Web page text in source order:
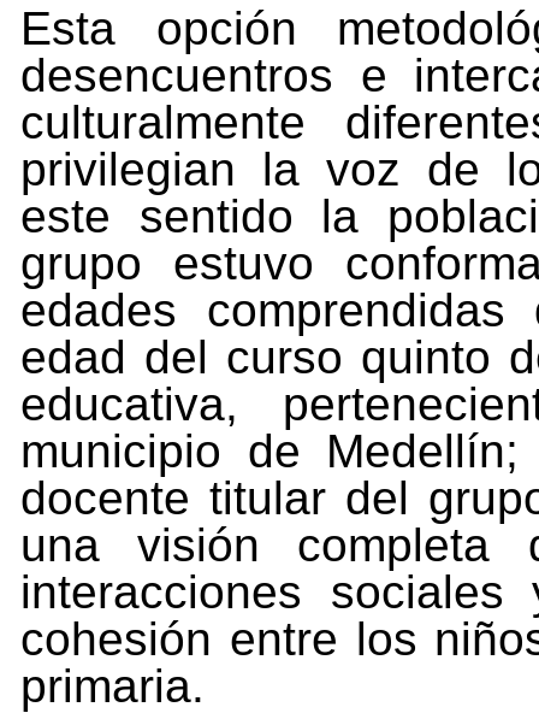
Esta
opción
desencuentros
e
culturalmente
privilegian la voz de
este sentido la
grupo
estuvo
edades
comprendidas
edad del curso quinto
educativa,
municipio de
Medellín;
docente titular del
una
visión
interacciones
cohesión entre los
primaria.